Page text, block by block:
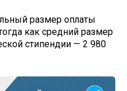
размер оплаты
как средний размер
стипендии — 2 980